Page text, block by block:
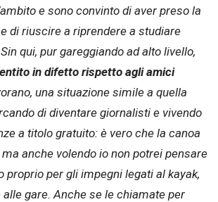
e sono convinto di aver preso la
di riuscire a riprendere a studiare
qui, pur gareggiando ad alto livello,
in difetto rispetto agli amici
una situazione simile a quella
di diventare giornalisti e vivendo
a titolo gratuito: è vero che la canoa
anche volendo io non potrei pensare
proprio per gli impegni legati al kayak,
alle gare. Anche se le chiamate per